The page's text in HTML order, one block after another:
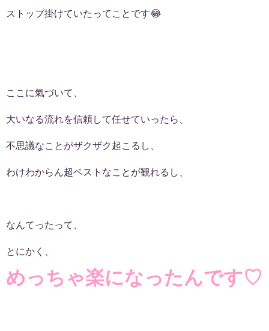
ストップ掛けていたってことです😂
ここに氣づいて、
大いなる流れを信頼して任せていったら、
不思議なことがザクザク起こるし、
わけわからん超ベストなことが観れるし、
なんてったって、
とにかく、
めっちゃ楽になったんです♡